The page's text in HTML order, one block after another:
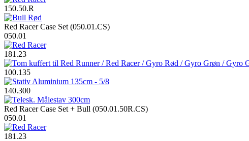
150.50.R
Red Racer Case Set (050.01.CS)
050.01
181.23
100.135
140.300
Red Racer Case Set + Bull (050.01.50R.CS)
050.01
181.23